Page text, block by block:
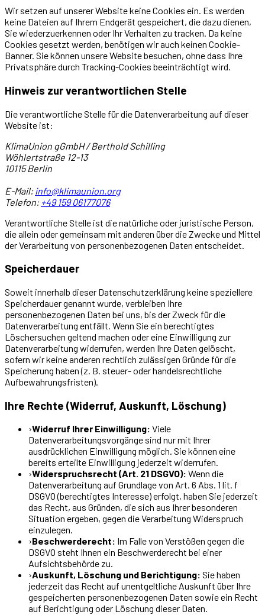
Wir setzen auf unserer Website keine Cookies ein. Es werden
keine Dateien auf Ihrem Endgerät gespeichert, die dazu dienen,
Sie wiederzuerkennen oder Ihr Verhalten zu tracken. Da keine
Cookies gesetzt werden, benötigen wir auch keinen Cookie-
Banner. Sie können unsere Website besuchen, ohne dass Ihre
Privatsphäre durch Tracking-Cookies beeinträchtigt wird.
Hinweis zur verantwortlichen Stelle
Die verantwortliche Stelle für die Datenverarbeitung auf dieser
Website ist:
KlimaUnion gGmbH / Berthold Schilling
Wöhlertstraße 12-13
10115 Berlin
E-Mail: info@klimaunion.org
Telefon: +49 159 06177076
Verantwortliche Stelle ist die natürliche oder juristische Person,
die allein oder gemeinsam mit anderen über die Zwecke und Mittel
der Verarbeitung von personenbezogenen Daten entscheidet.
Speicherdauer
Soweit innerhalb dieser Datenschutzerklärung keine speziellere
Speicherdauer genannt wurde, verbleiben Ihre
personenbezogenen Daten bei uns, bis der Zweck für die
Datenverarbeitung entfällt. Wenn Sie ein berechtigtes
Löschersuchen geltend machen oder eine Einwilligung zur
Datenverarbeitung widerrufen, werden Ihre Daten gelöscht,
sofern wir keine anderen rechtlich zulässigen Gründe für die
Speicherung haben (z. B. steuer- oder handelsrechtliche
Aufbewahrungsfristen).
Ihre Rechte (Widerruf, Auskunft, Löschung)
›Widerruf Ihrer Einwilligung: Viele
Datenverarbeitungsvorgänge sind nur mit Ihrer
ausdrücklichen Einwilligung möglich. Sie können eine
bereits erteilte Einwilligung jederzeit widerrufen.
›Widerspruchsrecht (Art. 21 DSGVO): Wenn die
Datenverarbeitung auf Grundlage von Art. 6 Abs. 1 lit. f
DSGVO (berechtigtes Interesse) erfolgt, haben Sie jederzeit
das Recht, aus Gründen, die sich aus Ihrer besonderen
Situation ergeben, gegen die Verarbeitung Widerspruch
einzulegen.
›Beschwerderecht: Im Falle von Verstößen gegen die
DSGVO steht Ihnen ein Beschwerderecht bei einer
Aufsichtsbehörde zu.
›Auskunft, Löschung und Berichtigung: Sie haben
jederzeit das Recht auf unentgeltliche Auskunft über Ihre
gespeicherten personenbezogenen Daten sowie ein Recht
auf Berichtigung oder Löschung dieser Daten.